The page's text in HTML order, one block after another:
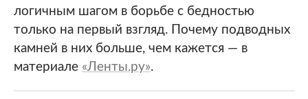
логичным шагом в борьбе с бедностью
только на первый взгляд. Почему подводных
камней в них больше, чем кажется — в
материале «Ленты.ру».